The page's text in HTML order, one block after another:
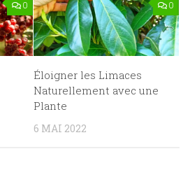
0 0
Éloigner les Limaces
Naturellement avec une
Plante
6 MAI 2022